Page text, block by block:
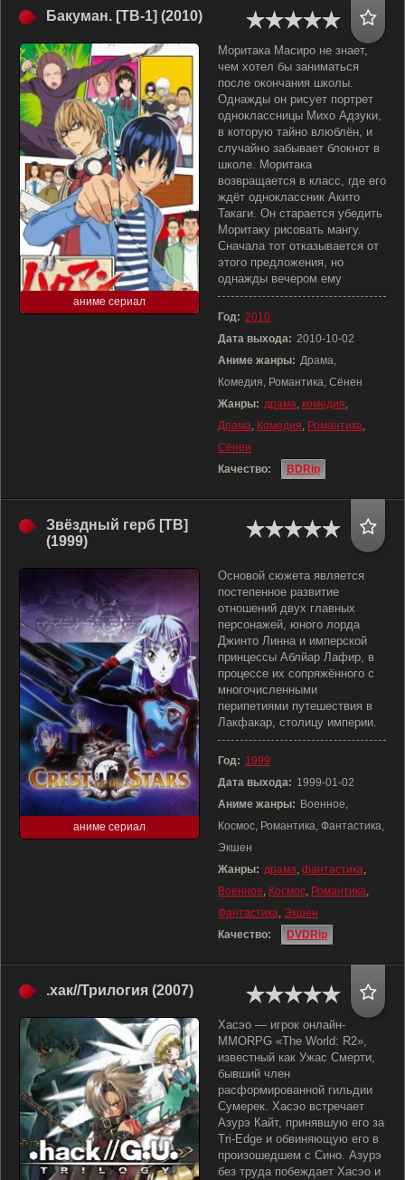
Бакуман. [ТВ-1] (2010)
аниме сериал
Моритака Масиро не знает,
чем хотел бы заниматься
после окончания школы.
Однажды он рисует портрет
одноклассницы Михо Адзуки,
в которую тайно влюблён, и
случайно забывает блокнот в
школе. Моритака
возвращается в класс, где его
ждёт одноклассник Акито
Такаги. Он старается убедить
Моритаку рисовать мангу.
Сначала тот отказывается от
этого предложения, но
однажды вечером ему
Год: 2010
Дата выхода: 2010-10-02
Аниме жанры: Драма,
Комедия, Романтика, Сёнен
Жанры: драма, комедия,
Драма, Комедия, Романтика,
Сёнен
Качество:
BDRip
Звёздный герб [ТВ]
(1999)
аниме сериал
Основой сюжета является
постепенное развитие
отношений двух главных
персонажей, юного лорда
Джинто Линна и имперской
принцессы Аблйар Лафир, в
процессе их сопряжённого с
многочисленными
перипетиями путешествия в
Лакфакар, столицу империи.
Год: 1999
Дата выхода: 1999-01-02
Аниме жанры: Военное,
Космос, Романтика, Фантастика,
Экшен
Жанры: драма, фантастика,
Военное, Космос, Романтика,
Фантастика, Экшен
Качество:
DVDRip
.хак//Трилогия (2007)
Хасэо — игрок онлайн-
MMORPG «The World: R2»,
известный как Ужас Смерти,
бывший член
расформированной гильдии
Сумерек. Хасэо встречает
Азурэ Кайт, принявшую его за
Tri-Edge и обвиняющую его в
произошедшем с Сино. Азурэ
без труда побеждает Хасэо и